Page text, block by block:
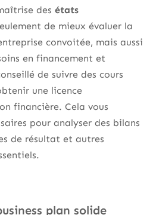
des états
de mieux évaluer la
convoitée, mais aussi
en financement et
de suivre des cours
une licence
financière. Cela vous
pour analyser des bilans
de résultat et autres
plan solide